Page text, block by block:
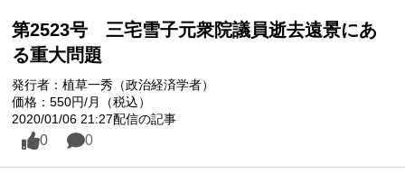
第2523号 三宅雪子元衆院議員逝去遠景にあ
る重大問題
発行者：植草一秀（政治経済学者）
価格：550円/月（税込）
2020/01/06 21:27配信の記事
0 0